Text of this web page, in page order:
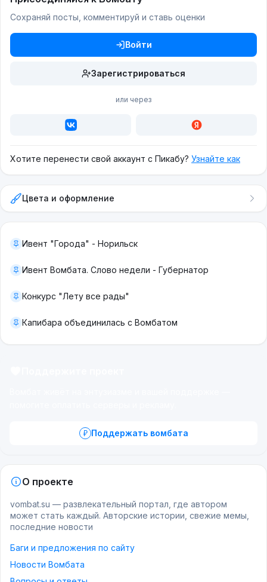
Сохраняй посты, комментируй и ставь оценки
Войти
Зарегистрироваться
или через
Хотите перенести свой аккаунт с Пикабу? Узнайте как
Цвета и оформление
Ивент "Города" - Норильск
Ивент Вомбата. Слово недели - Губернатор
Конкурс "Лету все рады"
Капибара объединилась с Вомбатом
Поддержать вомбата
О проекте
vombat.su — развлекательный портал, где автором
может стать каждый. Авторские истории, свежие мемы,
последние новости
Баги и предложения по сайту
Новости Вомбата